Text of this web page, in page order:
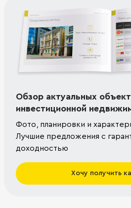
Обзор актуальных
инвестиционной
Фото, планировки и
Лучшие предложения с
доходностью
Хочу получить